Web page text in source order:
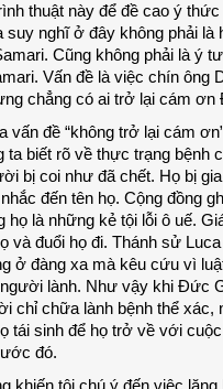
thuật này để đề ‎cao ý
suy nghĩ ở đây không phải là
Cũng không phải là ‎ý
Vấn đề là việc chín ông
chẳng có ai trở lại cám ơn
vấn đề “không trở lại cám
ta biết rõ về thực trạng bệnh
bị coi như đã chết. Họ bị
đến tên họ. Cộng đồng
họ là những kẻ tội lỗi ô uế.
và đuổi họ đi. Thánh sử
ở đàng xa mà kêu cứu vì
lành. Như vậy khi Đức
chỉ chữa lành bệnh thể xác,
tái sinh để họ trở về với
đó.